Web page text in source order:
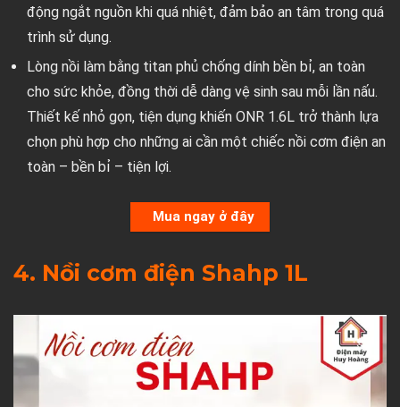
động ngắt nguồn khi quá nhiệt, đảm bảo an tâm trong quá
trình sử dụng.
Lòng nồi làm bằng titan phủ chống dính bền bỉ, an toàn
cho sức khỏe, đồng thời dễ dàng vệ sinh sau mỗi lần nấu.
Thiết kế nhỏ gọn, tiện dụng khiến ONR 1.6L trở thành lựa
chọn phù hợp cho những ai cần một chiếc nồi cơm điện an
toàn – bền bỉ – tiện lợi.
Mua ngay ở đây
4. Nồi cơm điện Shahp 1L